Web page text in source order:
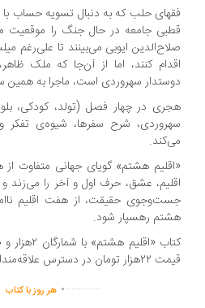
حلب که به دنبال تسویه حساب با
جامعه در حال جنگ را موقعیت مناسبی
ایوبی می‌بینند تا علی‌رغم میلش
کنند، اما از آن‌جا که ملک ظاهر،
سهروردی است، ماجرا به همین
شرح سفرها، شیوه‌ی تفکر و رفتار
هشتم» گویای جهانی متفاوت از هفت
عشق، حرف اول و آخر را می‌زند و
حقیقت، از هفت اقلیم ناامید
رهسپار شود.
.هر روز با کتاب ...............